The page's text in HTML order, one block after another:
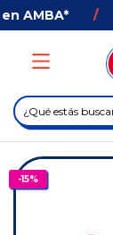
AMBA*
-15%